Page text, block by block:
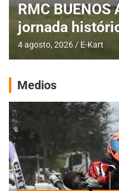
RMC BUENOS
jornada
4 agosto, 2026 E-Kart
Medios